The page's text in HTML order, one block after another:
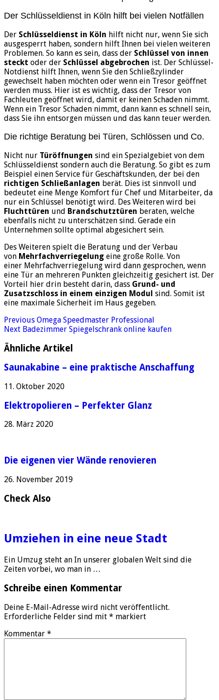
Der Schlüsseldienst in Köln hilft bei vielen Notfällen
Der Schlüsseldienst in Köln hilft nicht nur, wenn Sie sich
ausgesperrt haben, sondern hilft Ihnen bei vielen weiteren
Problemen. So kann es sein, dass der Schlüssel von innen
steckt oder der Schlüssel abgebrochen ist. Der Schlüssel-
Notdienst hilft Ihnen, wenn Sie den Schließzylinder
gewechselt haben möchten oder wenn ein Tresor geöffnet
werden muss. Hier ist es wichtig, dass der Tresor von
Fachleuten geöffnet wird, damit er keinen Schaden nimmt.
Wenn ein Tresor Schaden nimmt, dann kann es schnell sein,
dass Sie ihn entsorgen müssen und das kann teuer werden.
Die richtige Beratung bei Türen, Schlössen und Co.
Nicht nur Türöffnungen sind ein Spezialgebiet von dem
Schlüsseldienst sondern auch die Beratung. So gibt es zum
Beispiel einen Service für Geschäftskunden, der bei den
richtigen Schließanlagen berät. Dies ist sinnvoll und
bedeutet eine Menge Komfort für Chef und Mitarbeiter, da
nur ein Schlüssel benötigt wird. Des Weiteren wird bei
Fluchttüren und Brandschutztüren beraten, welche
ebenfalls nicht zu unterschätzen sind. Gerade ein
Unternehmen sollte optimal abgesichert sein.
Des Weiteren spielt die Beratung und der Verbau
von Mehrfachverriegelung eine große Rolle. Von
einer Mehrfachverriegelung wird dann gesprochen, wenn
eine Tür an mehreren Punkten gleichzeitig gesichert ist. Der
Vorteil hier drin besteht darin, dass Grund- und
Zusatzschloss in einem einzigen Modul sind. Somit ist
eine maximale Sicherheit im Haus gegeben.
Previous Omega Speedmaster Professional
Next Badezimmer Spiegelschrank online kaufen
Ähnliche Artikel
Saunakabine – eine praktische Anschaffung
11. Oktober 2020
Elektropolieren – Perfekter Glanz
28. März 2020
Die eigenen vier Wände renovieren
26. November 2019
Check Also
Umziehen in eine neue Stadt
Ein Umzug steht an In unserer globalen Welt sind die
Zeiten vorbei, wo man in …
Schreibe einen Kommentar
Deine E-Mail-Adresse wird nicht veröffentlicht.
Erforderliche Felder sind mit * markiert
Kommentar *